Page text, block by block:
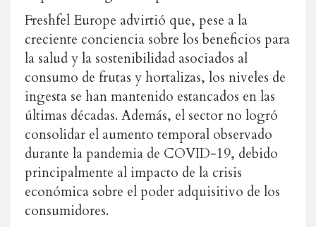
Freshfel Europe advirtió que, pese a la
creciente conciencia sobre los beneficios para
la salud y la sostenibilidad asociados al
consumo de frutas y hortalizas, los niveles de
ingesta se han mantenido estancados en las
últimas décadas. Además, el sector no logró
consolidar el aumento temporal observado
durante la pandemia de COVID-19, debido
principalmente al impacto de la crisis
económica sobre el poder adquisitivo de los
consumidores.